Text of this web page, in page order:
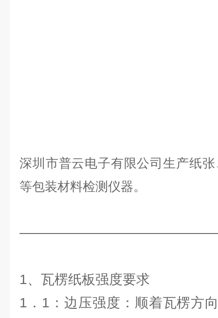
深圳市普云电子有限公司生产纸
等包装材料检测仪器。
1、瓦楞纸板强度要求
1．1：边压强度：顺着瓦楞方